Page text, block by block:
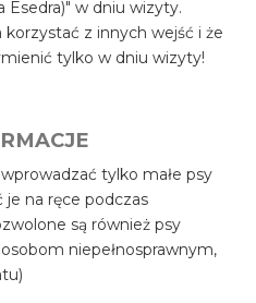
Esedra)" w dniu wizyty.
z innych wejść i że
tylko w dniu wizyty!
tylko małe psy
je na ręce podczas
są również psy
niepełnosprawnym,